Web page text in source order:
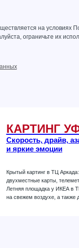
на условиях
ограничьте их
КАРТИНГ
Скорость, драйв,
и яркие эмоции
Крытый картинг в ТЦ
двухместные карты,
Летняя площадка у ИКЕА в
на свежем воздухе, а также